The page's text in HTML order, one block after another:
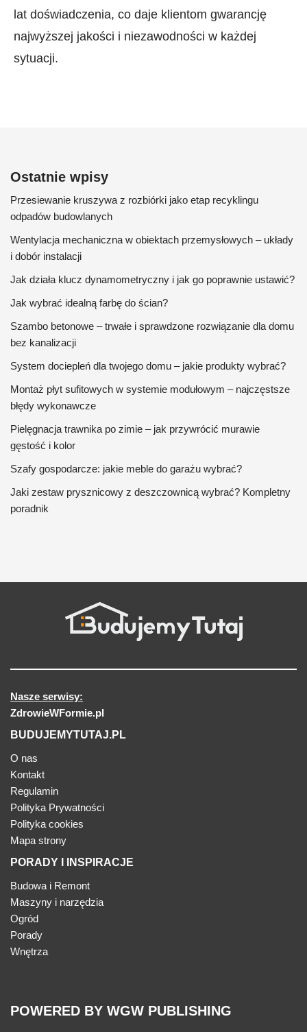
lat doświadczenia, co daje klientom gwarancję
najwyższej jakości i niezawodności w każdej
sytuacji.
Ostatnie wpisy
Przesiewanie kruszywa z rozbiórki jako etap recyklingu
odpadów budowlanych
Wentylacja mechaniczna w obiektach przemysłowych – układy
i dobór instalacji
Jak działa klucz dynamometryczny i jak go poprawnie ustawić?
Jak wybrać idealną farbę do ścian?
Szambo betonowe – trwałe i sprawdzone rozwiązanie dla domu
bez kanalizacji
System dociepleń dla twojego domu – jakie produkty wybrać?
Montaż płyt sufitowych w systemie modułowym – najczęstsze
błędy wykonawcze
Pielęgnacja trawnika po zimie – jak przywrócić murawie
gęstość i kolor
Szafy gospodarcze: jakie meble do garażu wybrać?
Jaki zestaw prysznicowy z deszczownicą wybrać? Kompletny
poradnik
Nasze serwisy:
ZdrowieWFormie.pl
BUDUJEMYTUTAJ.PL
O nas
Kontakt
Regulamin
Polityka Prywatności
Polityka cookies
Mapa strony
PORADY I INSPIRACJE
Budowa i Remont
Maszyny i narzędzia
Ogród
Porady
Wnętrza
POWERED BY WGW PUBLISHING